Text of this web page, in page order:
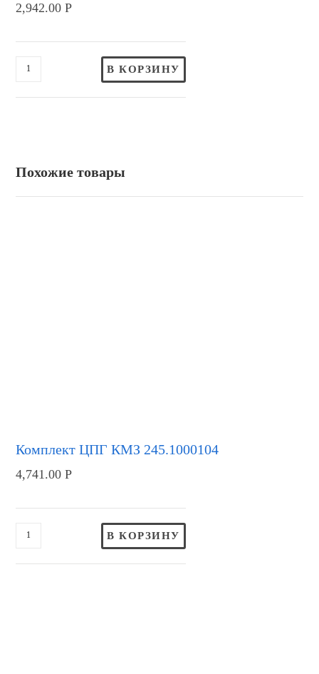
2,942.00Р
В КОРЗИНУ
Похожие товары
Комплект ЦПГ КМЗ 245.1000104
4,741.00Р
В КОРЗИНУ